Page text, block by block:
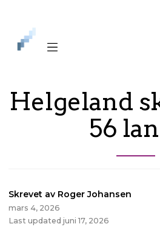
iLag
Nord
Norge
Helgeland
56
Skrevet av Roger Johansen
mars 4, 2026
Last updated juni 17, 2026